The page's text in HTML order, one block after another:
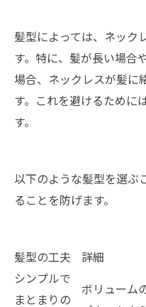
髪型によっては、ネック
す。特に、髪が長い場合
場合、ネックレスが髪に
す。これを避けるために
す。
以下のような髪型を選ぶ
ることを防げます。
髪型の工夫
詳細
シンプルで
まとまりの
ボリューム